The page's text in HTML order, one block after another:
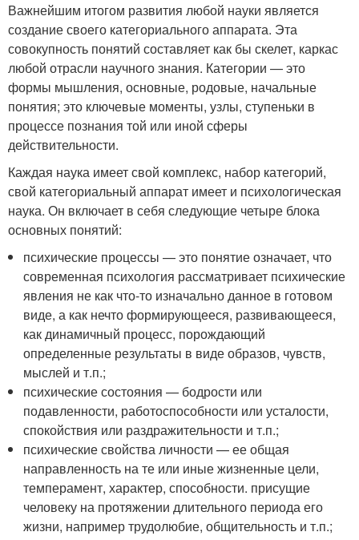
Важнейшим итогом развития любой науки является
создание своего категориального аппарата. Эта
совокупность понятий составляет как бы скелет, каркас
любой отрасли научного знания. Категории — это
формы мышления, основные, родовые, начальные
понятия; это ключевые моменты, узлы, ступеньки в
процессе познания той или иной сферы
действительности.
Каждая наука имеет свой комплекс, набор категорий,
свой категориальный аппарат имеет и психологическая
наука. Он включает в себя следующие четыре блока
основных понятий:
психические процессы — это понятие означает, что
современная психология рассматривает психические
явления не как что-то изначально данное в готовом
виде, а как нечто формирующееся, развивающееся,
как динамичный процесс, порождающий
определенные результаты в виде образов, чувств,
мыслей и т.п.;
психические состояния — бодрости или
подавленности, работоспособности или усталости,
спокойствия или раздражительности и т.п.;
психические свойства личности — ее общая
направленность на те или иные жизненные цели,
темперамент, характер, способности. присущие
человеку на протяжении длительного периода его
жизни, например трудолюбие, общительность и т.п.;